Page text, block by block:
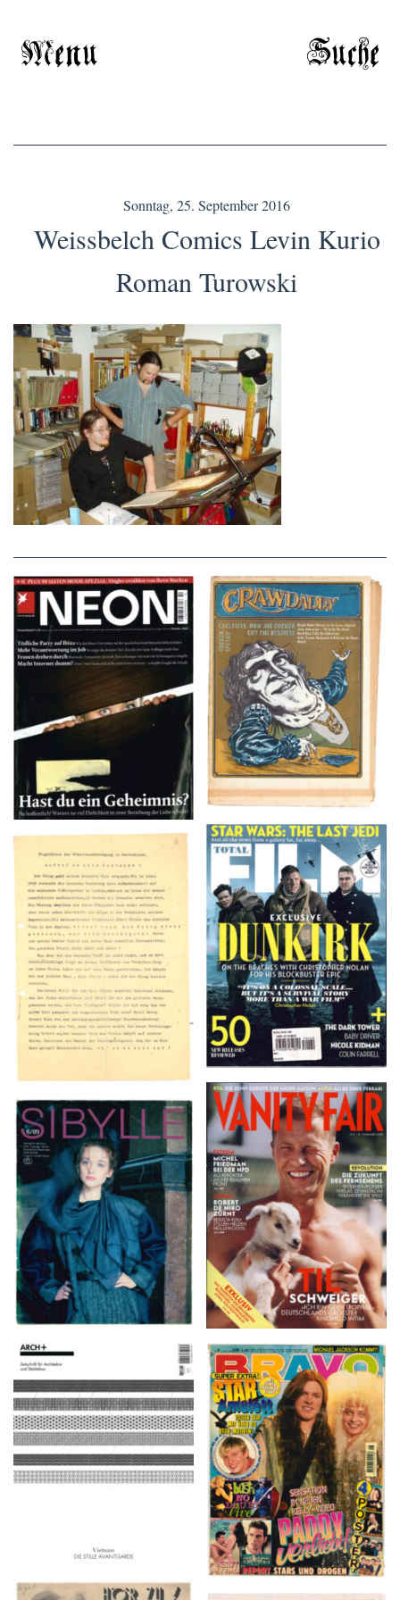
Menu Suche
Sonntag, 25. September 2016
Weissbelch Comics Levin Kurio
Roman Turowski
NEON – OKTOBER
2008
Crawdaddy – June/11/72
TOTAL FILM #260 –
SUMMER 2017
Flugblätter der Weissen
Rose – V, Januar 1943
VANITY FAIR – Nr. 7 –
8. Februar 2007
SIBYLLE 6/89
ARCH+ Nr. 226, Herbst
2016
BRAVO – Nr. 8, 13. Febr.
1997